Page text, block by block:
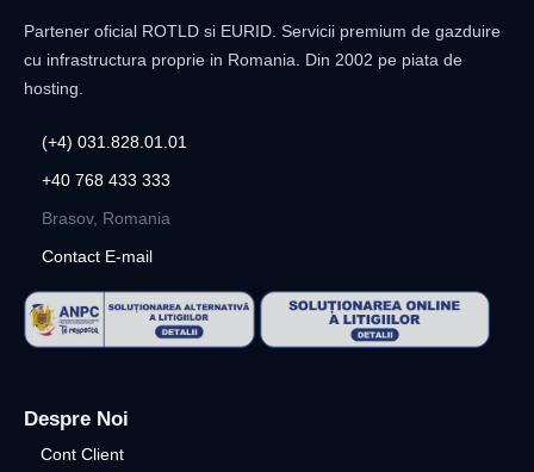
Partener oficial ROTLD si EURID. Servicii premium de gazduire
cu infrastructura proprie in Romania. Din 2002 pe piata de
hosting.
(+4) 031.828.01.01
+40 768 433 333
Brasov, Romania
Contact E-mail
Despre Noi
Cont Client